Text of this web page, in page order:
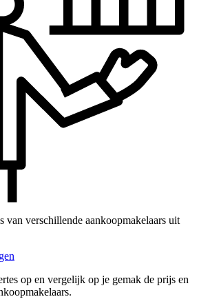
van verschillende aankoopmakelaars uit
op en vergelijk op je gemak de prijs en